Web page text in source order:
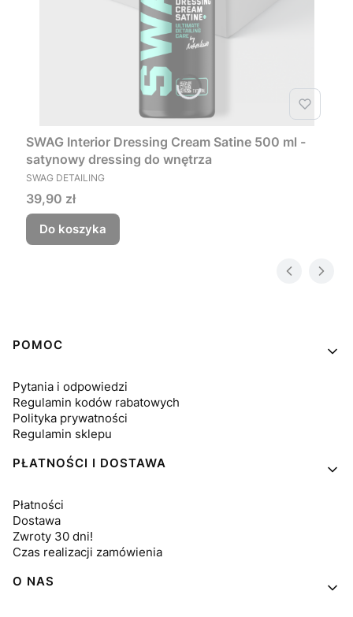
SWAG Interior Dressing Cream Satine 500 ml -
satynowy dressing do wnętrza
PRODUCENT
SWAG DETAILING
Cena
39,90 zł
Do koszyka
Linki w stopce
POMOC
Pytania i odpowiedzi
Regulamin kodów rabatowych
Polityka prywatności
Regulamin sklepu
PŁATNOŚCI I DOSTAWA
Płatności
Dostawa
Zwroty 30 dni!
Czas realizacji zamówienia
O NAS